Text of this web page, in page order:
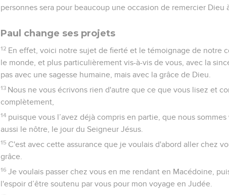
personnes sera pour beaucoup une occasion de remercier Dieu
Paul change ses projets
12 En effet, voici notre sujet de fierté et le témoignage de notre
le monde, et plus particulièrement vis-à-vis de vous, avec la
pas avec une sagesse humaine, mais avec la grâce de Dieu.
13 Nous ne vous écrivons rien d'autre que ce que vous lisez et
complètement,
14 puisque vous l’avez déjà compris en partie, que nous
aussi le nôtre, le jour du Seigneur Jésus.
15 C'est avec cette assurance que je voulais d'abord aller chez
grâce.
16 Je voulais passer chez vous en me rendant en Macédoine,
l'espoir d’être soutenu par vous pour mon voyage en Judée.